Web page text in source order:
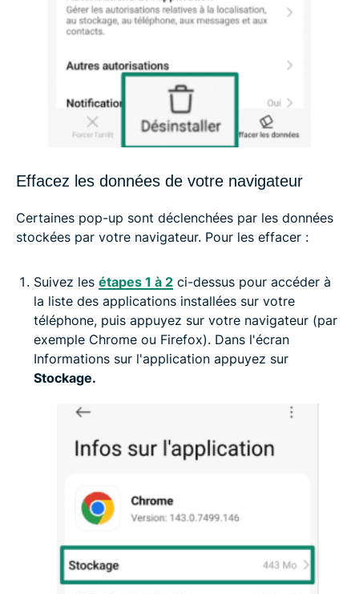
Effacez les données de votre navigateur
Certaines pop-up sont déclenchées par les données
stockées par votre navigateur. Pour les effacer :
Suivez les étapes 1 à 2 ci-dessus pour accéder à
la liste des applications installées sur votre
téléphone, puis appuyez sur votre navigateur (par
exemple Chrome ou Firefox). Dans l'écran
Informations sur l'application appuyez sur
Stockage.